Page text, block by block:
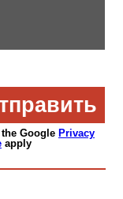
Google Privacy
apply.